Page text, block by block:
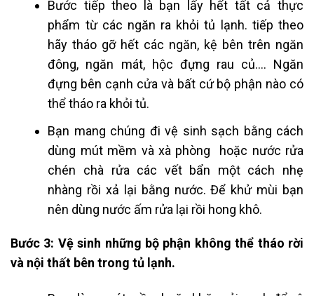
Bước tiếp theo là bạn lấy hết tất cả thực
phẩm từ các ngăn ra khỏi tủ lạnh. tiếp theo
hãy tháo gỡ hết các ngăn, kệ bên trên ngăn
đông, ngăn mát, hộc đựng rau củ…. Ngăn
đựng bên cạnh cửa và bất cứ bộ phận nào có
thể tháo ra khỏi tủ.
Bạn mang chúng đi vệ sinh sạch bằng cách
dùng mút mềm và xà phòng hoặc nước rửa
chén chà rửa các vết bẩn một cách nhẹ
nhàng rồi xả lại bằng nước. Để khử mùi bạn
nên dùng nước ấm rửa lại rồi hong khô.
Bước 3: Vệ sinh những bộ phận không thể tháo rời
và nội thất bên trong tủ lạnh.